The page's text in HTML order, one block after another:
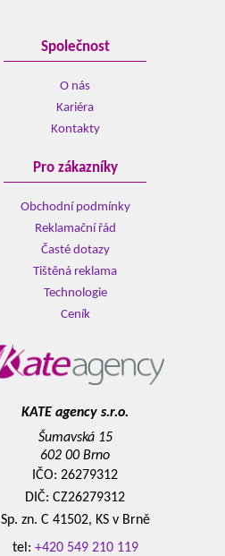
Společnost
O nás
Kariéra
Kontakty
Pro zákazníky
Obchodní podmínky
Reklamační řád
Časté dotazy
Tištěná reklama
Technologie
Ceník
KATE agency s.r.o.
Šumavská 15
602 00 Brno
IČO: 26279312
DIČ: CZ26279312
Sp. zn. C 41502, KS v Brně
tel: +420 549 210 119